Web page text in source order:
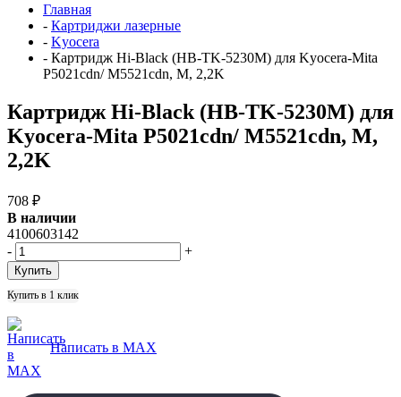
Главная
- Картриджи лазерные
- Kyocera
- Картридж Hi-Black (HB-TK-5230M) для Kyocera-Mita
P5021cdn/ M5521cdn, M, 2,2K
Картридж Hi-Black (HB-TK-5230M) для
Kyocera-Mita P5021cdn/ M5521cdn, M,
2,2K
708 ₽
В наличии
4100603142
-
+
Купить в 1 клик
Написать в MAX